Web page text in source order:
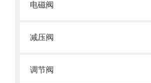
电磁阀
减压阀
调节阀